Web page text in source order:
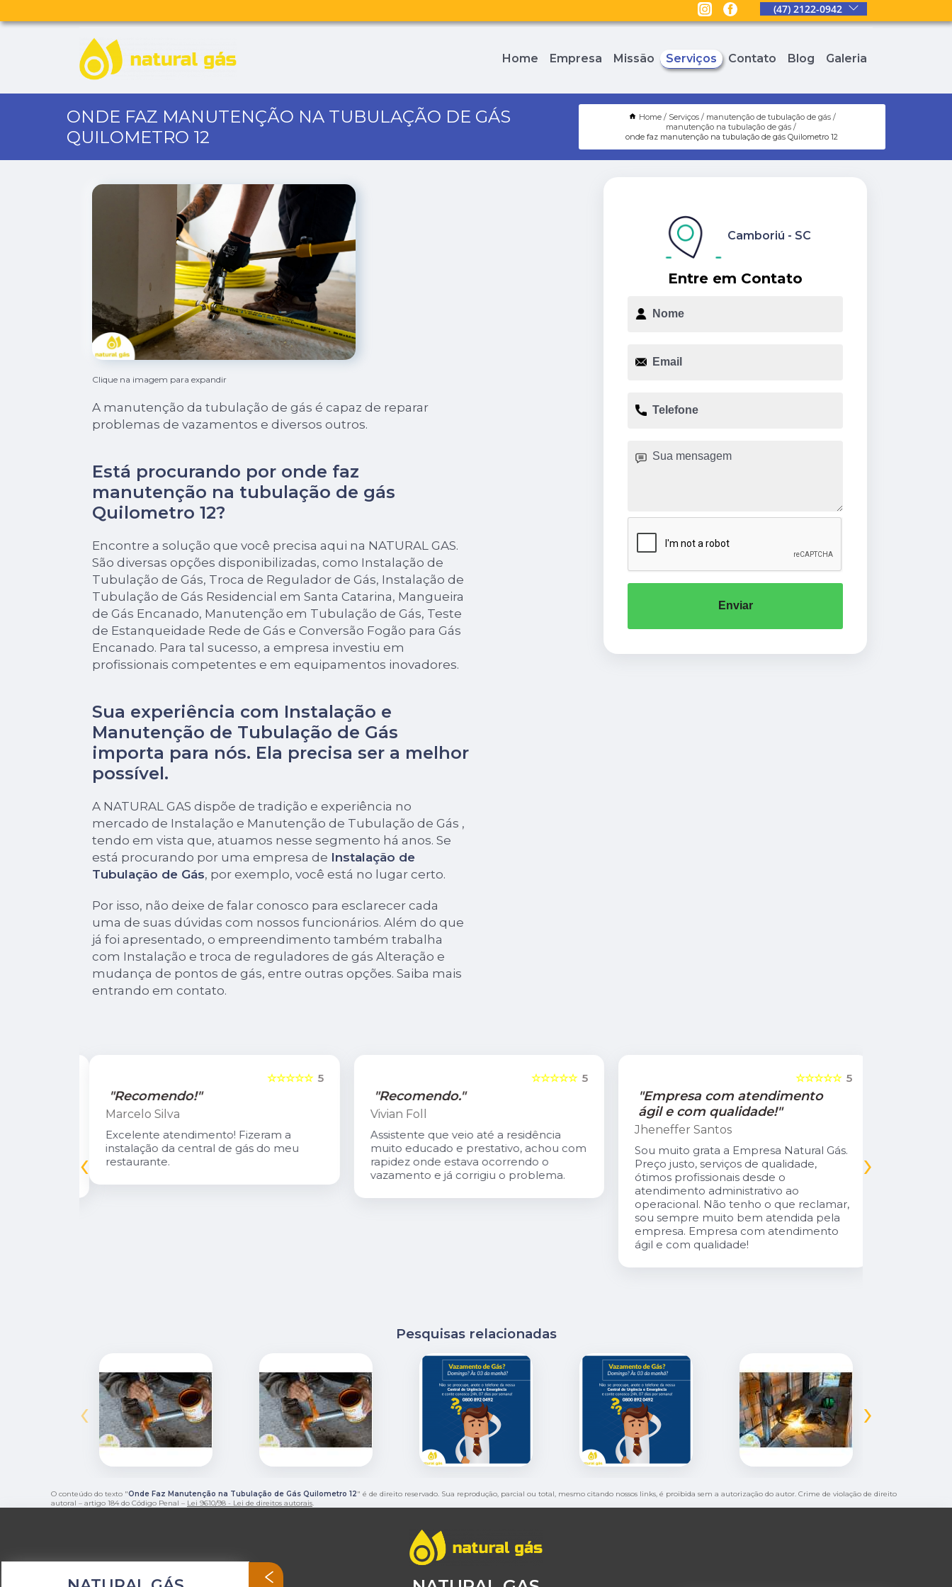
(47) 2122-0942
Home Empresa Missão Serviços Contato Blog Galeria
ONDE FAZ MANUTENÇÃO NA TUBULAÇÃO DE GÁS
QUILOMETRO 12
Home Serviços
manutenção de tubulação de gás
manutenção na tubulação de gás
onde faz manutenção na tubulação de gás Quilometro 12
Clique na imagem para expandir
A manutenção da tubulação de gás é capaz de reparar
problemas de vazamentos e diversos outros.
Está procurando por onde faz
manutenção na tubulação de gás
Quilometro 12?
Encontre a solução que você precisa aqui na NATURAL GAS.
São diversas opções disponibilizadas, como Instalação de
Tubulação de Gás, Troca de Regulador de Gás, Instalação de
Tubulação de Gás Residencial em Santa Catarina, Mangueira
de Gás Encanado, Manutenção em Tubulação de Gás, Teste
de Estanqueidade Rede de Gás e Conversão Fogão para Gás
Encanado. Para tal sucesso, a empresa investiu em
profissionais competentes e em equipamentos inovadores.
Sua experiência com Instalação e
Manutenção de Tubulação de Gás
importa para nós. Ela precisa ser a melhor
possível.
A NATURAL GAS dispõe de tradição e experiência no
mercado de Instalação e Manutenção de Tubulação de Gás ,
tendo em vista que, atuamos nesse segmento há anos. Se
está procurando por uma empresa de Instalação de
Tubulação de Gás, por exemplo, você está no lugar certo.
Por isso, não deixe de falar conosco para esclarecer cada
uma de suas dúvidas com nossos funcionários. Além do que
já foi apresentado, o empreendimento também trabalha
com Instalação e troca de reguladores de gás Alteração e
mudança de pontos de gás, entre outras opções. Saiba mais
entrando em contato.
Entre em Contato
Camboriú - SC
Enviar
5
☆☆☆☆☆
"Recomendo!"
Marcelo Silva
Excelente atendimento! Fizeram a
instalação da central de gás do meu
restaurante.
5
☆☆☆☆☆
"Recomendo."
Vivian Foll
Assistente que veio até a residência
muito educado e prestativo, achou com
rapidez onde estava ocorrendo o
vazamento e já corrigiu o problema.
5
☆☆☆☆☆
"Empresa com atendimento
ágil e com qualidade!"
Jheneffer Santos
Sou muito grata a Empresa Natural Gás.
Preço justo, serviços de qualidade,
ótimos profissionais desde o
atendimento administrativo ao
operacional. Não tenho o que reclamar,
sou sempre muito bem atendida pela
empresa. Empresa com atendimento
ágil e com qualidade!
‹ ›
Pesquisas relacionadas
‹ ›
O conteúdo do texto "Onde Faz Manutenção na Tubulação de Gás Quilometro 12" é de direito reservado. Sua reprodução, parcial ou total, mesmo citando nossos links, é proibida sem a autorização do autor. Crime de violação de direito
autoral – artigo 184 do Código Penal – Lei 9610/98 - Lei de direitos autorais.